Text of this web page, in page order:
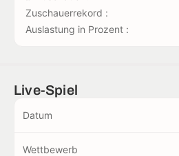
Zuschauerrekord :
Auslastung in Prozent :
Live-Spiel
Datum
Wettbewerb